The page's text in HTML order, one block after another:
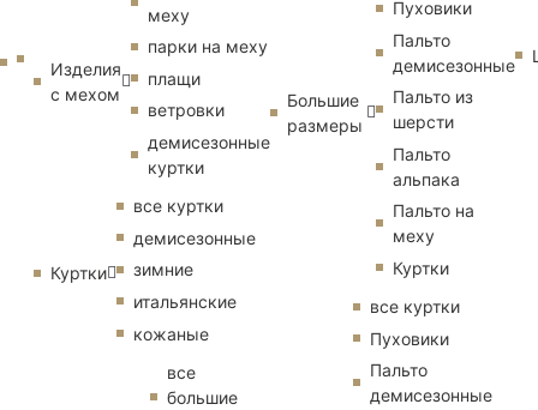
Изделия
с мехом
меху
парки на меху
плащи
ветровки
демисезонные
куртки
Куртки
все куртки
демисезонные
зимние
итальянские
кожаные
все
большие
Большие
размеры
Пуховики
Пальто
демисезонные
Пальто из
шерсти
Пальто
альпака
Пальто на
меху
Куртки
все куртки
Пуховики
Пальто
демисезонные